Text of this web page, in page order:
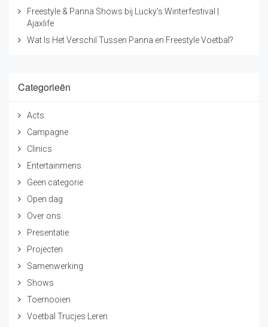
Freestyle & Panna Shows bij Lucky's Winterfestival |
Ajaxlife
Wat Is Het Verschil Tussen Panna en Freestyle Voetbal?
Categorieën
Acts
Campagne
Clinics
Entertainmens
Geen categorie
Open dag
Over ons
Presentatie
Projecten
Samenwerking
Shows
Toernooien
Voetbal Trucjes Leren